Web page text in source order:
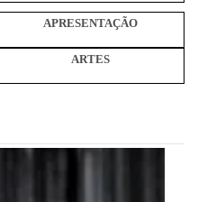
APRESENTAÇÃO
ARTES